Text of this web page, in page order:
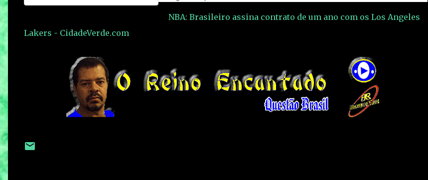
NBA: Brasileiro assina contrato de um ano com os Los Angeles
Lakers - CidadeVerde.com